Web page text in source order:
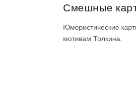
Смешные
Юмористические
мотивам Толкина.